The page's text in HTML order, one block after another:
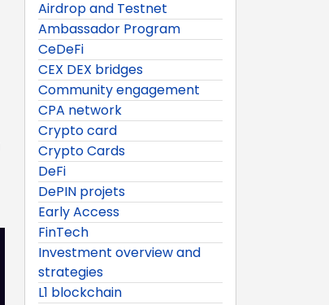
Airdrop and Testnet
Ambassador Program
CeDeFi
CEX DEX bridges
Community engagement
CPA network
Crypto card
Crypto Cards
DeFi
DePIN projets
Early Access
FinTech
Investment overview and
strategies
L1 blockchain